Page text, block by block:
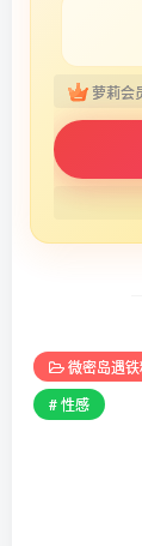
萝莉会
微密岛遇
# 性感